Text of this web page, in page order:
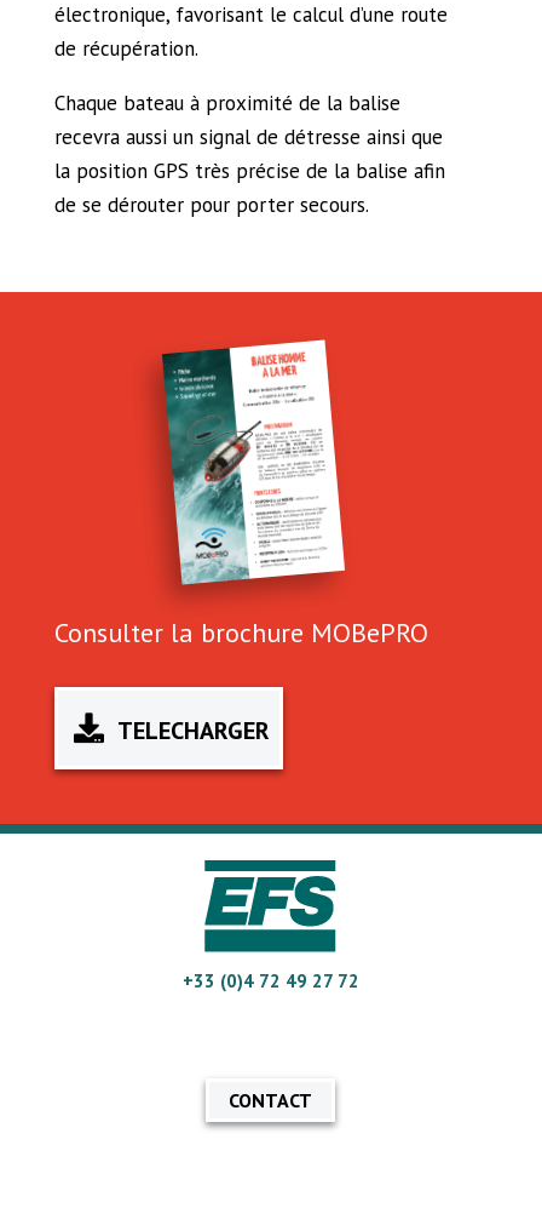
électronique, favorisant le calcul d’une route
de récupération.
Chaque bateau à proximité de la balise
recevra aussi un signal de détresse ainsi que
la position GPS très précise de la balise afin
de se dérouter pour porter secours.
Consulter la brochure MOBePRO
TELECHARGER
+33 (0)4 72 49 27 72
CONTACT